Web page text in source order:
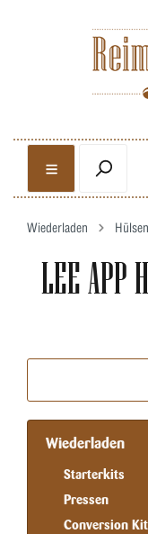
Wiederladen
LEE APP
Wiederladen
Starterkits
Pressen
Conversion Kit